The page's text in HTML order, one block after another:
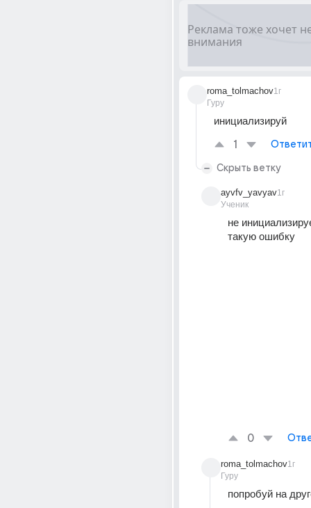
roma_tolmachov
Гуру
1г
инициализируй
1
Скрыть ветку
ayvfv_yavyav
Ученик
1г
не
такую ошибку
0
roma_tolmachov
Гуру
1г
попробуй на